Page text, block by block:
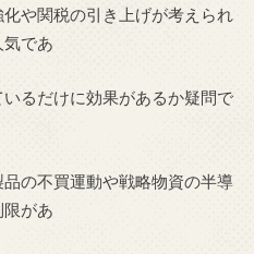
や関税の引き上げが考えられ
であ
るだけに効果があるか疑問で
の不買運動や戦略物資の半導
があ